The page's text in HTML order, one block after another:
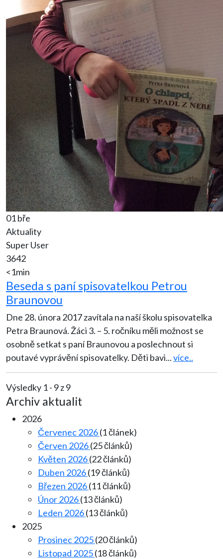
01 bře
Aktuality
Super User
3642
<1min
Beseda s paní spisovatelkou Petrou
Braunovou
Dne 28. února 2017 zavítala na naší školu spisovatelka
Petra Braunová. Žáci 3. – 5. ročníku měli možnost se
osobně setkat s paní Braunovou a poslechnout si
poutavé vyprávění spisovatelky. Děti bavi...více..
Výsledky 1 - 9 z 9
Archiv aktualit
2026
Červenec 2026(1 článek)
Červen 2026(25 článků)
Květen 2026(22 článků)
Duben 2026(19 článků)
Březen 2026(11 článků)
Únor 2026(13 článků)
Leden 2026(13 článků)
2025
Prosinec 2025(20 článků)
Listopad 2025(18 článků)